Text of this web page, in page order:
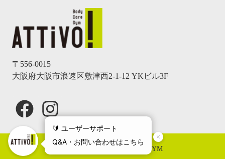
〒556-0015
大阪府大阪市浪速区敷津西2-1-12 YKビル3F
Facebook
Instagram
© 2024, ATTiVO Body Care GYM